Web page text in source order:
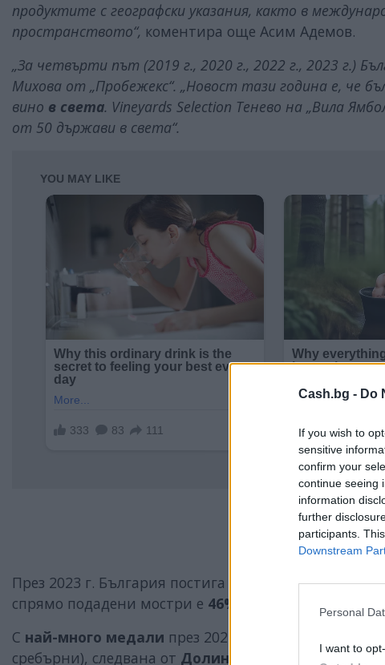
Cash.bg - Do
If you wish to
sensitive
confirm your
continue seeing
information
further
participants.
Downstream
Personal
I want to
продуктите с географски указания, както в
пространството“, коментира още Асим Адемов.
„За четвърти път (2019 г., 2020 г., 2022 г., 2023 г.)
Михова от „Пробежекс“. „Новост тази година е, че
вино в света. Vineyards Selection Тенево на „Вила
от 50 държави в света“.
През 2023 г. България постига и най-висока
спрямо подадeни мостри е 46%,
при среден успех
С най-много медали през 2023 г. на СМВ е
сребърни), следвана от Долината на Струма (1